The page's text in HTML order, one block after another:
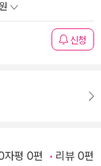
신청
자평 0편 리뷰 0편